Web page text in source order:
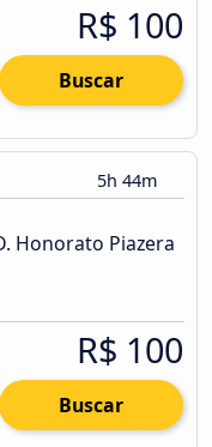
R$ 100
Buscar
5h 44m
Honorato Piazera
R$ 100
Buscar